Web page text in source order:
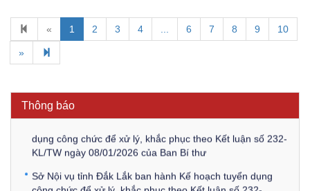
« 1 2 3 4 6 7 8 9 10
»
Thông báo
Kế hoạch Kiểm tra, sát hạch để tiếp nhận vào làm công
chức tỉnh Đắk Lắk năm 2026
KL/TW ngày 08/01/2026 của Ban Bí thư
Thông báo Về việc đăng tải các văn bản ôn tập kỳ tuyển
dụng công chức để xử lý, khắc phục theo Kết luận số 232-
KL/TW ngày 08/01/2026 của Ban Bí thư
Sở Nội vụ tỉnh Đắk Lắk ban hành Kế hoạch tuyển dụng
công chức để xử lý, khắc phục theo Kết luận số 232-